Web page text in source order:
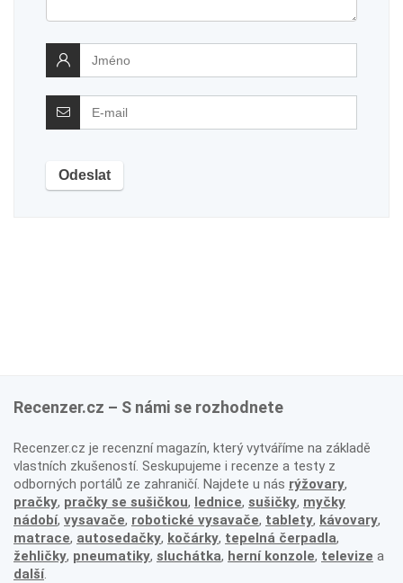
Recenzer.cz – S námi se rozhodnete
Recenzer.cz je recenzní magazín, který vytváříme na základě
vlastních zkušeností. Seskupujeme i recenze a testy z
odborných portálů ze zahraničí. Najdete u nás rýžovary,
pračky, pračky se sušičkou, lednice, sušičky, myčky
nádobí, vysavače, robotické vysavače, tablety, kávovary,
matrace, autosedačky, kočárky, tepelná čerpadla,
žehličky, pneumatiky, sluchátka, herní konzole, televize a
další.